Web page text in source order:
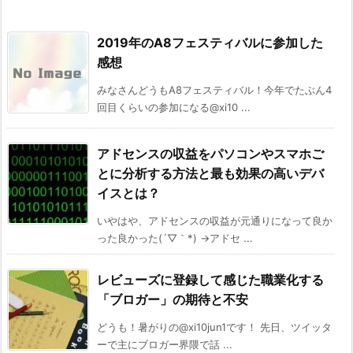
2019年のA8フェスティバルに参加した
感想
みなさんどうもA8フェスティバル！今年でたぶん4
回目くらいの参加になる@xi10 ...
アドセンスの収益をパソコンやスマホご
とに分析する方法と最も効果の高いデバ
イスとは？
いやはや、アドセンスの収益が元通りになって良か
った良かった(´▽｀*) →アドセ ...
レビューズに登録して感じた職業化する
「ブロガー」の期待と不安
どうも！暑がりの@xi10jun1です！ 先日、ツイッタ
ーで主にブロガー界隈で話 ...